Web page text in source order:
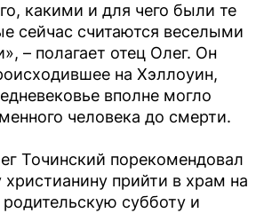
какими и для чего были те
сейчас считаются веселыми
– полагает отец Олег. Он
на Хэллоуин,
вполне могло
человека до смерти.
Точинский порекомендовал
прийти в храм на
субботу и